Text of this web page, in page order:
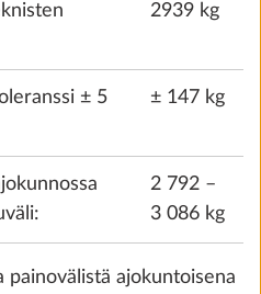
490 €
2939 kg
± 5
± 147 kg
2 792 –
3 086 kg
ajokuntoisena